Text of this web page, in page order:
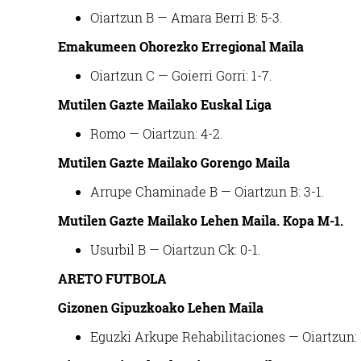
Oiartzun B — Amara Berri B: 5-3.
Emakumeen Ohorezko Erregional Maila
Oiartzun C — Goierri Gorri: 1-7.
Mutilen Gazte Mailako Euskal Liga
Romo — Oiartzun: 4-2.
Mutilen Gazte Mailako Gorengo Maila
Arrupe Chaminade B — Oiartzun B: 3-1.
Mutilen Gazte Mailako Lehen Maila. Kopa M-1.
Usurbil B — Oiartzun Ck: 0-1.
ARETO FUTBOLA
Gizonen Gipuzkoako Lehen Maila
Eguzki Arkupe Rehabilitaciones — Oiartzun: